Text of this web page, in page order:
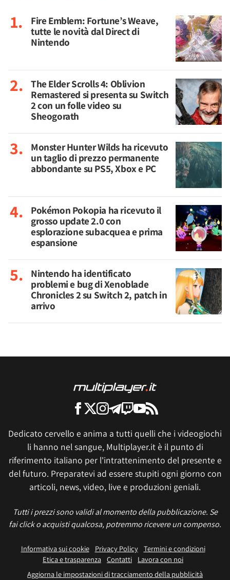
Fire Emblem: Fortune’s Weave,
tutte le novità dal Direct di
Nintendo
The Elder Scrolls 4: Oblivion
Remastered si presenta su Switch
2 con un folle video su
Sheogorath
Monster Hunter Wilds ha ricevuto
un taglio di prezzo permanente
abbondante su PS5, Xbox e PC
Pokémon Pokopia ha ricevuto il
grosso update 2.0 con
esplorazione subacquea e prima
espansione
Nintendo ha identificato
problemi e bug di Xenoblade
Chronicles 2 su Switch 2, patch in
arrivo
Dedicato cervello e anima a tutti quelli che i videogiochi
li hanno nel sangue, Multiplayer.it è il punto di
riferimento italiano per l'intrattenimento del presente e
del futuro. Preparatevi ad essere stupiti ogni giorno con
articoli, news, video, live e produzioni geniali.
Tutti i prezzi sono validi al momento della pubblicazione. Se
fai click o acquisti qualcosa, potremmo ricevere un compenso.
Informativa sui cookie Privacy Policy
Termini e condizioni
Etica e trasparenza Contatti
Lavora con noi
Aggiorna le impostazioni di tracciamento della pubblicità